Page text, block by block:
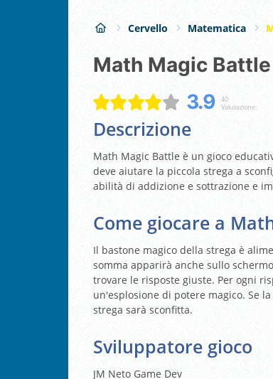
Cervello Matematica
Math Magic Battle
3.9
40
Valutazione:
Descrizione
Math Magic Battle è un gioco
deve aiutare la piccola strega a
abilità di addizione e sottrazione e
Come giocare a
Il bastone magico della strega è
somma apparirà anche sullo
trovare le risposte giuste. Per ogni
un'esplosione di potere magico. Se
strega sarà sconfitta.
Sviluppatore gioco
JM Neto Game Dev